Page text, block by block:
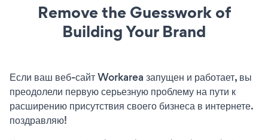
Remove the Guesswork of
Building Your Brand
Если ваш веб-сайт Workarea запущен и работает, вы
преодолели первую серьезную проблему на пути к
расширению присутствия своего бизнеса в интернете.
поздравляю!